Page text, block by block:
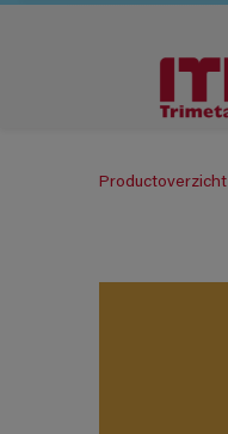
Productoverzicht